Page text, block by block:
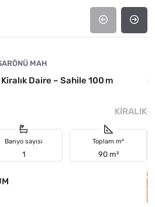
MAH
Daire – Sahile 100 m
KIRALIK
Banyo sayısı
1
Toplam m²
90 m²
₺